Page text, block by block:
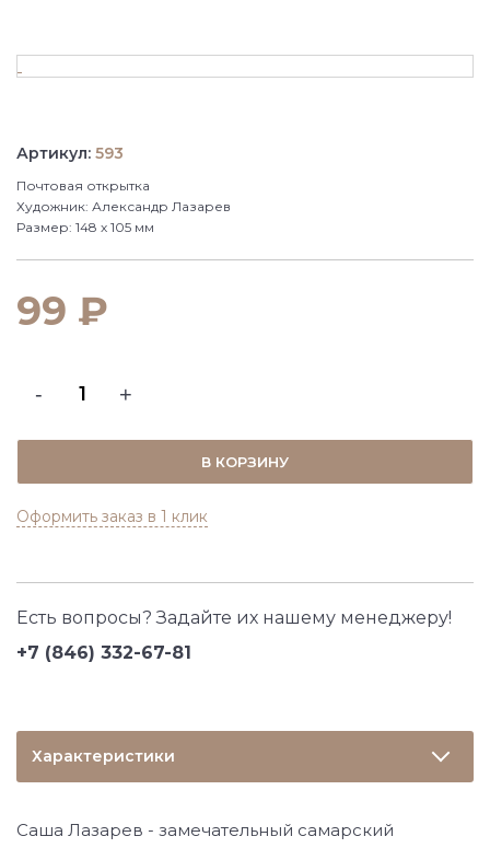
Артикул: 593
Почтовая открытка
Художник: Александр Лазарев
Размер: 148 х 105 мм
99 ₽
- +
В КОРЗИНУ
Оформить заказ в 1 клик
Есть вопросы? Задайте их нашему менеджеру!
+7 (846) 332-67-81
Характеристики
Саша Лазарев - замечательный самарский